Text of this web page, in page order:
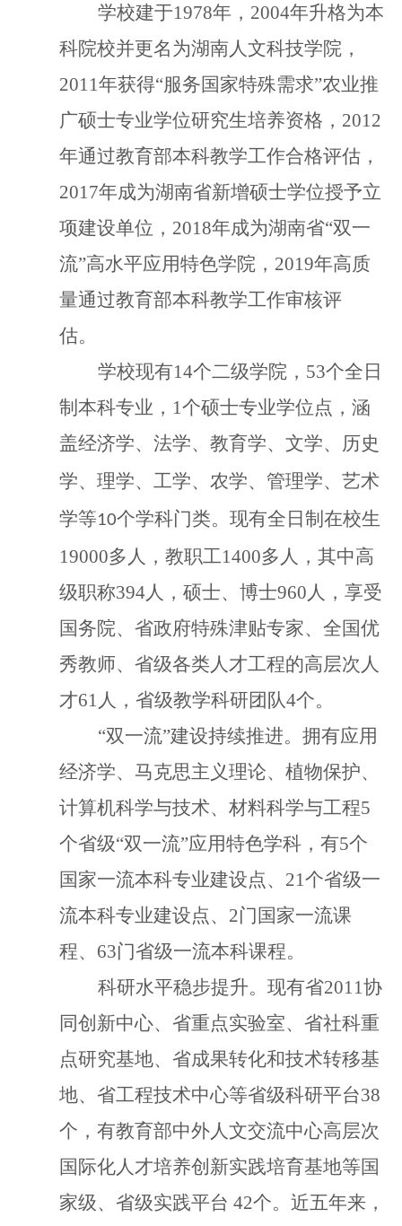
学校建于1978年， 2004年升格为本
科院校并更名为湖南人文科技学院，
2011年获得“服务国家特殊需求”农业推
广硕士专业学位研究生培养资格， 2012
年通过教育部本科教学工作合格评估，
2017年成为湖南省新增硕士学位授予立
项建设单位， 2018年成为湖南省“双一
流”高水平应用特色学院， 2019年高质
量通过教育部本科教学工作审核评
估。
学校现有14个二级学院， 53个全日
制本科专业， 1个硕士专业学位点， 涵
盖经济学、 法学、 教育学、 文学、 历史
学、 理学、工学、农学、 管理学、艺术
学等10个学科门类。 现有全日制在校生
19000多 人，教职工1400多 人，其中高
级职称394人，硕士、博士960 人， 享受
国务院、省政府特殊津贴专家、全国优
秀教师、省级各类人才工程的高层次人
才61人， 省级教学科研团队4个。
“双一流”建设持续推进。拥有应用
经济学、马克思主义理论、植物保护、
计算机科学与技术、材料科学与工程5
个省级“双一流”应用特色学科，有5个
国家一流本科专业建设点、 21个省级一
流本科专业建设点、2门国家一流课
程、63门省级一流本科课程。
科研水平稳步提升。 现有省2011协
同创新中心、 省重点实验室、省社科重
点研究基地、 省成果转化和技术转移基
地、省工程技术中心等省级科研平台38
个，有教育部中外人文交流中心高层次
国际化人才培养创新实践培育基地等国
家级、省级实践平台 42个。近五年来，